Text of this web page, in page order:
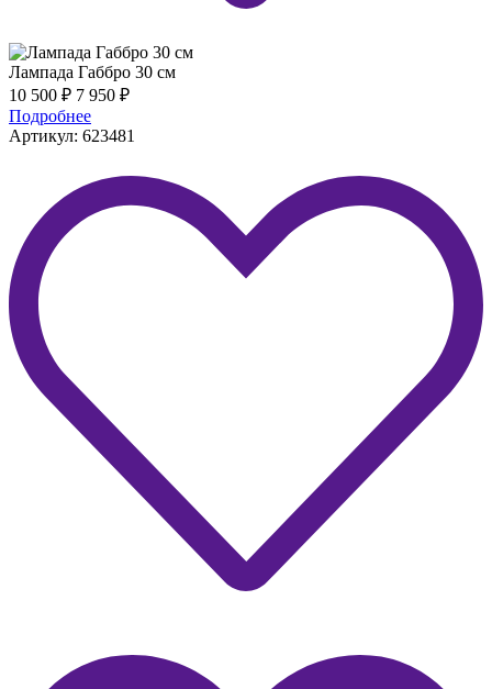
Лампада Габбро 30 см
10 500 ₽ 7 950 ₽
Подробнее
Артикул: 623481